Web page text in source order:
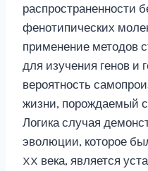
распространенности
фенотипических
применение методов
для изучения генов и
вероятность
жизни, порождаемый
Логика случая
эволюции, которое
XX века, является